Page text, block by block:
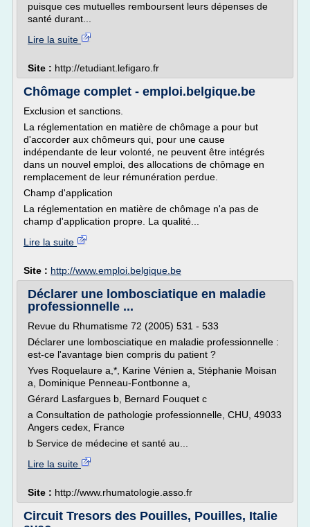
puisque ces mutuelles remboursent leurs dépenses de
santé durant...
Lire la suite
Site : http://etudiant.lefigaro.fr
Chômage complet - emploi.belgique.be
Exclusion et sanctions.
La réglementation en matière de chômage a pour but
d'accorder aux chômeurs qui, pour une cause
indépendante de leur volonté, ne peuvent être intégrés
dans un nouvel emploi, des allocations de chômage en
remplacement de leur rémunération perdue.
Champ d'application
La réglementation en matière de chômage n'a pas de
champ d'application propre. La qualité...
Lire la suite
Site : http://www.emploi.belgique.be
Déclarer une lombosciatique en maladie
professionnelle ...
Revue du Rhumatisme 72 (2005) 531 - 533
Déclarer une lombosciatique en maladie professionnelle :
est-ce l'avantage bien compris du patient ?
Yves Roquelaure a,*, Karine Vénien a, Stéphanie Moisan
a, Dominique Penneau-Fontbonne a,
Gérard Lasfargues b, Bernard Fouquet c
a Consultation de pathologie professionnelle, CHU, 49033
Angers cedex, France
b Service de médecine et santé au...
Lire la suite
Site : http://www.rhumatologie.asso.fr
Circuit Tresors des Pouilles, Pouilles, Italie